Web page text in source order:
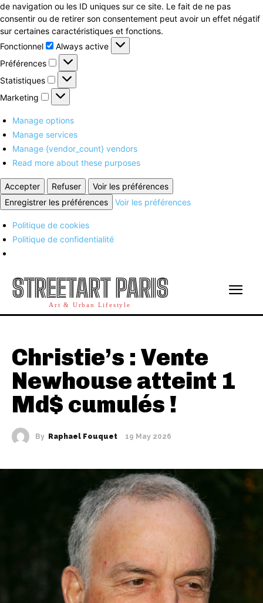
de navigation ou les ID uniques sur ce site. Le fait de ne pas
consentir ou de retirer son consentement peut avoir un effet négatif
sur certaines caractéristiques et fonctions.
Fonctionnel
Fonctionnel
Always active
Préférences
Préférences
Statistiques Statistiques
Marketing Marketing
Manage options
Manage services
Manage {vendor_count} vendors
Read more about these purposes
Accepter Refuser
Voir les préférences
Enregistrer les préférences
Voir les préférences
Politique de cookies
Politique de confidentialité
STREETART PARIS
Art & Urban Lifestyle
Christie’s : Vente
Newhouse atteint 1
Md$ cumulés !
By Raphael Fouquet 19 May 2026